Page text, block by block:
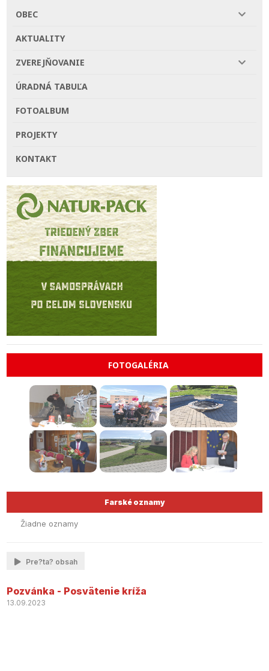
OBEC
AKTUALITY
ZVEREJŇOVANIE
ÚRADNÁ TABUĽA
FOTOALBUM
PROJEKTY
KONTAKT
FOTOGALÉRIA
Farské oznamy
Žiadne oznamy
Pre?ta? obsah
Pozvánka - Posvätenie kríža
13.09.2023